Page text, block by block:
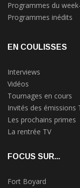
Programmes du
Programmes inédits
EN COULISSES
Interviews
Vidéos
Tournages en cours
Invités des émissions
Les prochains primes
La rentrée TV
FOCUS SUR...
Fort Boyard